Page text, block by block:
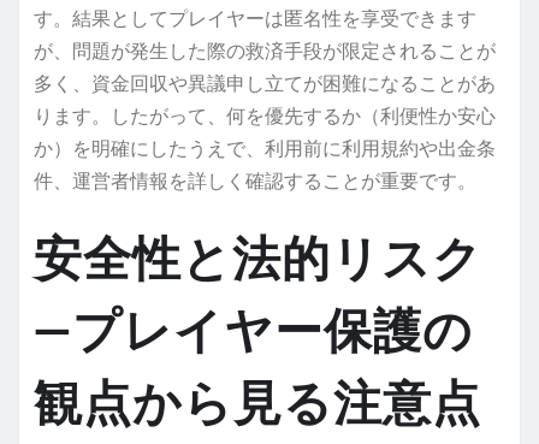
す。結果としてプレイヤーは匿名性を享受できます
が、問題が発生した際の救済手段が限定されることが
多く、資金回収や異議申し立てが困難になることがあ
ります。したがって、何を優先するか（利便性か安心
か）を明確にしたうえで、利用前に利用規約や出金条
件、運営者情報を詳しく確認することが重要です。
安全性と法的リスク
—プレイヤー保護の
観点から見る注意点